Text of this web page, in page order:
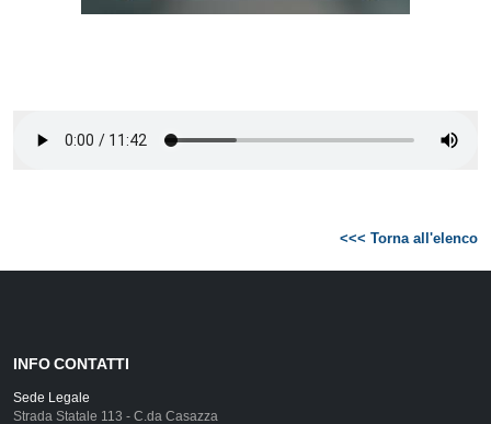
<<< Torna all'elenco
INFO CONTATTI
Sede Legale
Strada Statale 113 - C.da Casazza